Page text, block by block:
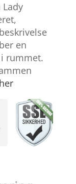
Lady
en
rummet.